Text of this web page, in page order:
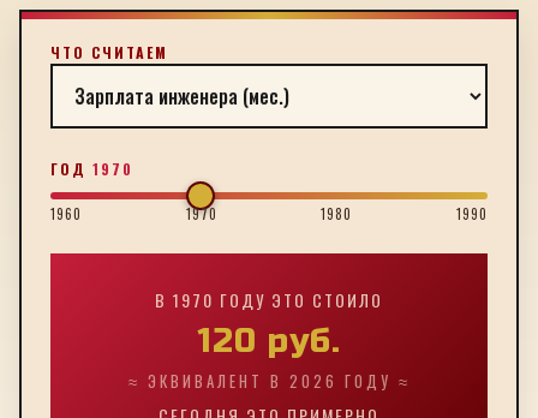
ЧТО СЧИТАЕМ
ГОД 1970
1960 1970 1980 1990
В 1970 ГОДУ ЭТО СТОИЛО
120 руб.
≈ ЭКВИВАЛЕНТ В 2026 ГОДУ ≈